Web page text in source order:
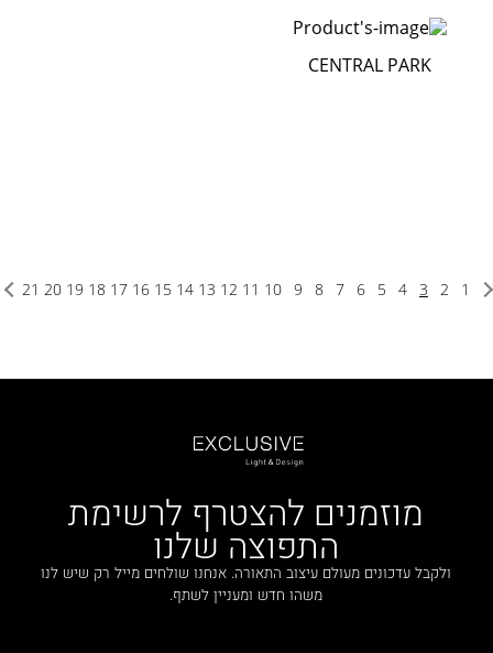
CENTRAL PARK
1
2
3
4
5
6
7
8
9
10
11
12
13
14
15
16
17
18
19
20
21
מוזמנים להצטרף לרשימת
התפוצה שלנו
ולקבל עדכונים מעולם עיצוב התאורה. אנחנו שולחים מייל רק שיש לנו
משהו חדש ומעניין לשתף.